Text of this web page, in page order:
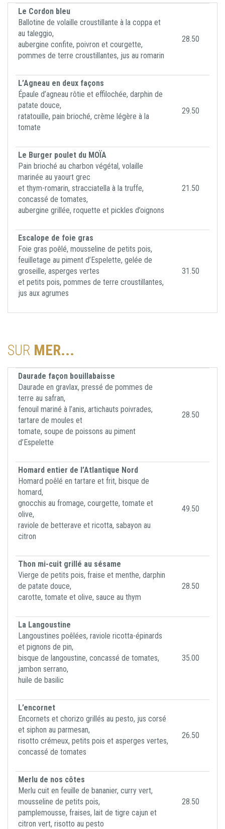
Le Cordon bleu
Ballotine de volaille croustillante à la coppa et
au taleggio,
aubergine confite, poivron et courgette,
pommes de terre croustillantes, jus au romarin
28.50
L’Agneau en deux façons
Épaule d’agneau rôtie et effilochée, darphin de
patate douce,
ratatouille, pain brioché, crème légère à la
tomate
29.50
Le Burger poulet du MOÏA
Pain brioché au charbon végétal, volaille
marinée au yaourt grec
et thym-romarin, stracciatella à la truffe,
concassé de tomates,
aubergine grillée, roquette et pickles d’oignons
21.50
Escalope de foie gras
Foie gras poêlé, mousseline de petits pois,
feuilletage au piment d’Espelette, gelée de
groseille, asperges vertes
et petits pois, pommes de terre croustillantes,
jus aux agrumes
31.50
SUR MER...
Daurade façon bouillabaisse
Daurade en gravlax, pressé de pommes de
terre au safran,
fenouil mariné à l’anis, artichauts poivrades,
tartare de moules et
tomate, soupe de poissons au piment
d’Espelette
28.50
Homard entier de l’Atlantique Nord
Homard poêlé en tartare et frit, bisque de
homard,
gnocchis au fromage, courgette, tomate et
olive,
raviole de betterave et ricotta, sabayon au
citron
49.50
Thon mi-cuit grillé au sésame
Vierge de petits pois, fraise et menthe, darphin
de patate douce,
carotte, tomate et olive, sauce au thym
28.50
La Langoustine
Langoustines poêlées, raviole ricotta-épinards
et pignons de pin,
bisque de langoustine, concassé de tomates,
jambon serrano,
huile de basilic
35.00
L’encornet
Encornets et chorizo grillés au pesto, jus corsé
et siphon au parmesan,
risotto crémeux, petits pois et asperges vertes,
concassé de tomates
26.50
Merlu de nos côtes
Merlu cuit en feuille de bananier, curry vert,
mousseline de petits pois,
pamplemousse, fraises, lait de tigre cajun et
citron vert, risotto au pesto
28.50